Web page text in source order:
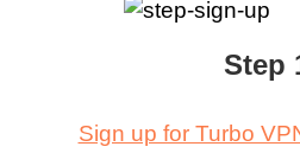
Step
Sign up for Turbo